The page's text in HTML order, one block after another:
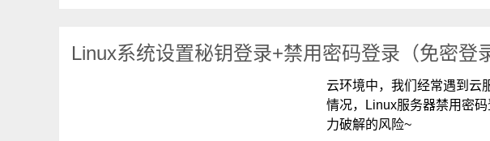
Linux系统设置秘钥登录+禁用密码登录（免密登
云环境中，我们经常遇到云
情况，Linux服务器禁用密
力破解的风险~